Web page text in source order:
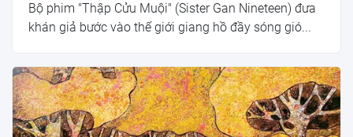
Bộ phim "Thập Cửu Muội" (Sister Gan Nineteen) đưa
khán giả bước vào thế giới giang hồ đầy sóng gió...